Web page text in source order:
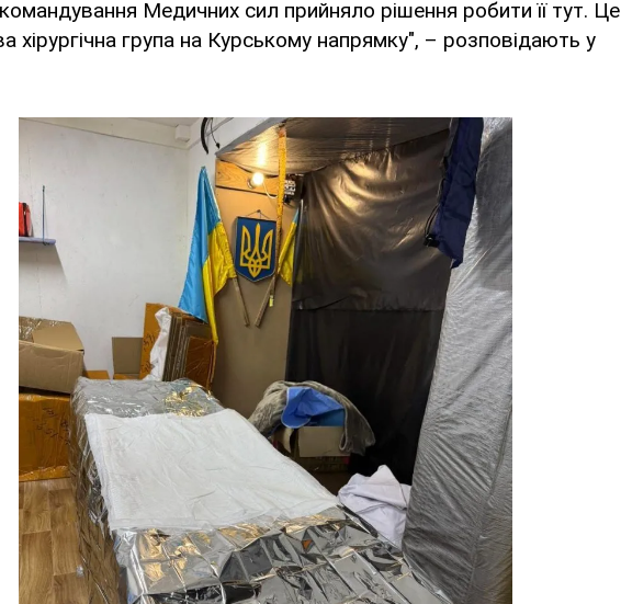
Медичних сил прийняло рішення робити її тут. Це
хірургічна група на Курському напрямку", – розповідають у